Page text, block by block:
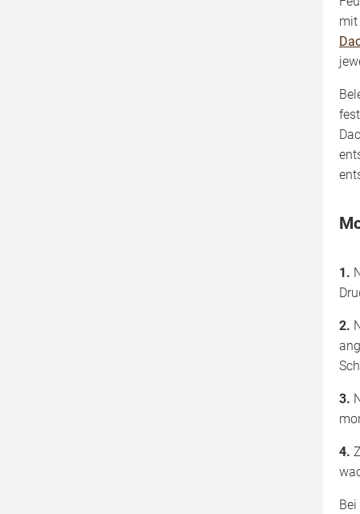
mit
1.
2.
3.
4.